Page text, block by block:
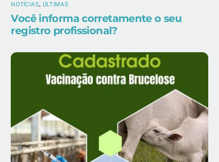
NOTÍCIAS, ÚLTIMAS
Você informa corretamente o seu
registro profissional?